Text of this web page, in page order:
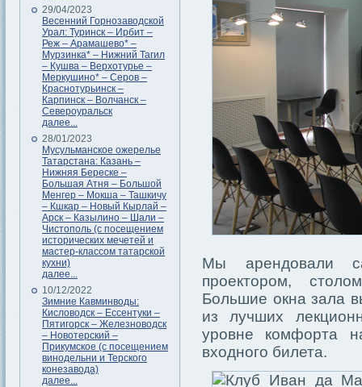
29/04/2023
Весенний Горнозаводской
Урал: Туринск – Ирбит –
Реж – Арамашево* –
Мурзинка* – Нижний Тагил
– Кушва – Верхотурье –
Меркушино* – Серов –
Краснотурьинск –
Карпинск – Волчанск –
Североуральск
далее...
28/01/2023
Мусульманское ожерелье
Татарстана: Казань –
Нижняя Береске –
Большая Атня – Большой
Менгер – Мокша – Ташкичу
– Кшкар – Новый Кырлай –
Арск – Казылино – Шали –
Чистополь (с посещением
исторических мечетей и
мастер-классом татарской
кухни)
далее...
10/12/2022
Зимние Кавминводы:
Кисловодск – Ессентуки –
Пятигорск – Железноводск
– Новотерский –
Прикумское (с посещением
винодельни и Терского
конезавода)
далее...
Мы арендовали
проектором,
Большие окна зала
из лучших
уровне комфорта
входного билета.